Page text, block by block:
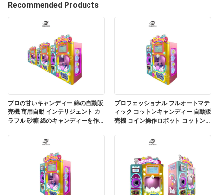
Recommended Products
プロの甘いキャンディー 綿の自動販
売機 商用自動 インテリジェント カ
ラフル 砂糖 綿のキャンディーを作る
プロフェッショナル フルオートマテ
ィック コットンキャンディー 自動販
売機 コイン操作ロボット コットンキ